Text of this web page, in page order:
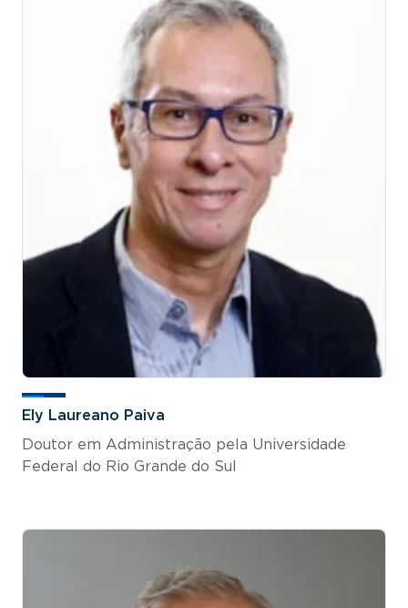
Ely Laureano Paiva
Doutor em Administração pela Universidade
Federal do Rio Grande do Sul